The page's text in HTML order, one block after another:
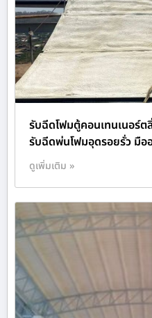
รับฉีดโฟมตู้คอนเทนเนอร์ต
รับฉีดพ่นโฟมอุดรอยรั่ว มื
ดูเพิ่มเติม »